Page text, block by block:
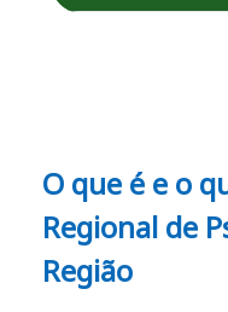
O que é e o
Regional de
Região